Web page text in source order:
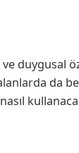
duygusal
da